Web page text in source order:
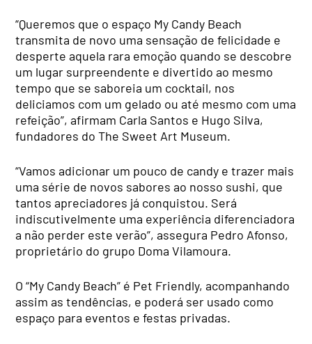
“Queremos que o espaço My Candy Beach
transmita de novo uma sensação de felicidade e
desperte aquela rara emoção quando se descobre
um lugar surpreendente e divertido ao mesmo
tempo que se saboreia um cocktail, nos
deliciamos com um gelado ou até mesmo com uma
refeição”, afirmam Carla Santos e Hugo Silva,
fundadores do The Sweet Art Museum.
“Vamos adicionar um pouco de candy e trazer mais
uma série de novos sabores ao nosso sushi, que
tantos apreciadores já conquistou. Será
indiscutivelmente uma experiência diferenciadora
a não perder este verão”, assegura Pedro Afonso,
proprietário do grupo Doma Vilamoura.
O “My Candy Beach” é Pet Friendly, acompanhando
assim as tendências, e poderá ser usado como
espaço para eventos e festas privadas.